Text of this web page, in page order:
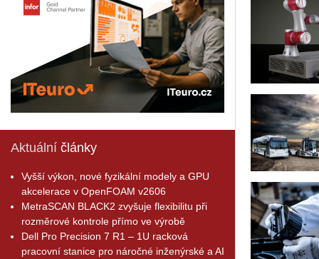
Aktuální články
Vyšší výkon, nové fyzikální modely a GPU
akcelerace v OpenFOAM v2606
MetraSCAN BLACK2 zvyšuje flexibilitu při
rozměrové kontrole přímo ve výrobě
Dell Pro Precision 7 R1 – 1U racková
pracovní stanice pro náročné inženýrské a AI